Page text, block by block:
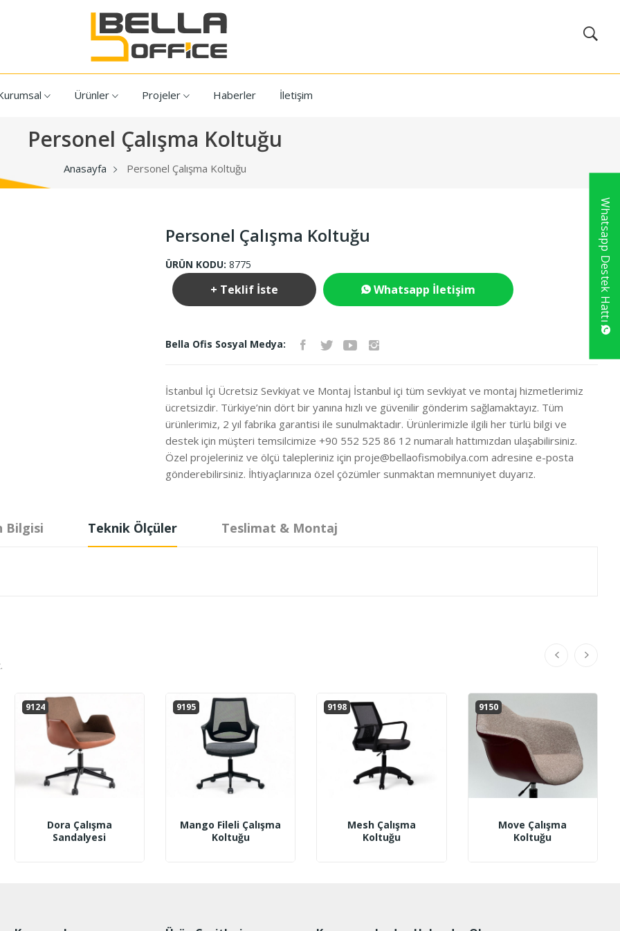
Ürünler Projeler Haberler İletişim
Personel Çalışma Koltuğu
Anasayfa Personel Çalışma Koltuğu
Personel Çalışma Koltuğu
ÜRÜN KODU: 8775
+ Teklif İste Whatsapp İletişim
Bella Ofis Sosyal Medya:
İstanbul İçi Ücretsiz Sevkiyat ve Montaj İstanbul içi tüm sevkiyat ve montaj hizmetlerimiz
ücretsizdir. Türkiye’nin dört bir yanına hızlı ve güvenilir gönderim sağlamaktayız. Tüm
ürünlerimiz, 2 yıl fabrika garantisi ile sunulmaktadır. Ürünlerimizle ilgili her türlü bilgi ve
destek için müşteri temsilcimize +90 552 525 86 12 numaralı hattımızdan ulaşabilirsiniz.
Özel projeleriniz ve ölçü talepleriniz için proje@bellaofismobilya.com adresine e-posta
gönderebilirsiniz. İhtiyaçlarınıza özel çözümler sunmaktan memnuniyet duyarız.
Bilgisi Teknik Ölçüler Teslimat & Montaj
9124
Dora Çalışma
Sandalyesi
9195
Mango Fileli Çalışma
Koltuğu
9198
Mesh Çalışma
Koltuğu
9150
Move Çalışma
Koltuğu
Whatsapp Destek Hattı